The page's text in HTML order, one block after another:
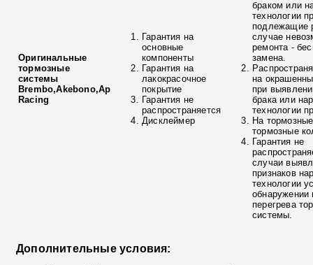
Оригинальные
тормозные
системы
Brembo,Akebono,Ap
Racing
Гарантия на
основные
компоненты
Гарантия на
лакокрасочное
покрытие
Гарантия не
распространяется
Дисклеймер
браком или
технологии
подлежащие
случае
ремонта -
замена.
на
при
брака или
технологии
На
тормозные
Гарантия не
случаи
признаков
технологии
обнаружении
перегрева
системы.
Дополнительные условия: